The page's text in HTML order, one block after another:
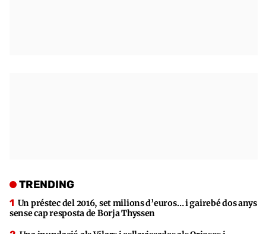
TRENDING
Un préstec del 2016, set milions d’euros… i gairebé dos anys
sense cap resposta de Borja Thyssen